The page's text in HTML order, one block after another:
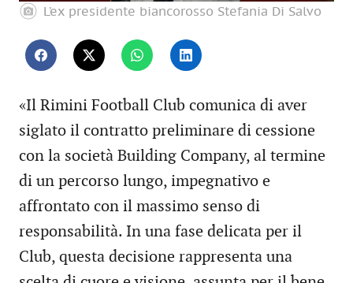
L’ex presidente biancorosso Stefania Di Salvo
«Il Rimini Football Club comunica di aver
siglato il contratto preliminare di cessione
con la società Building Company, al termine
di un percorso lungo, impegnativo e
affrontato con il massimo senso di
responsabilità. In una fase delicata per il
Club, questa decisione rappresenta una